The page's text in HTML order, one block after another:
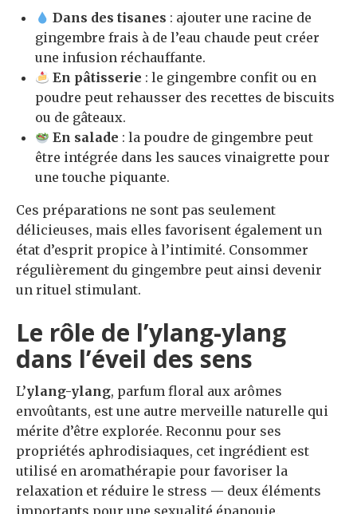
Dans des tisanes : ajouter une racine de
gingembre frais à de l’eau chaude peut créer
une infusion réchauffante.
En pâtisserie : le gingembre confit ou en
poudre peut rehausser des recettes de biscuits
ou de gâteaux.
En salade : la poudre de gingembre peut
être intégrée dans les sauces vinaigrette pour
une touche piquante.
Ces préparations ne sont pas seulement
délicieuses, mais elles favorisent également un
état d’esprit propice à l’intimité. Consommer
régulièrement du gingembre peut ainsi devenir
un rituel stimulant.
Le rôle de l’ylang-ylang
dans l’éveil des sens
L’ylang-ylang, parfum floral aux arômes
envoûtants, est une autre merveille naturelle qui
mérite d’être explorée. Reconnu pour ses
propriétés aphrodisiaques, cet ingrédient est
utilisé en aromathérapie pour favoriser la
relaxation et réduire le stress — deux éléments